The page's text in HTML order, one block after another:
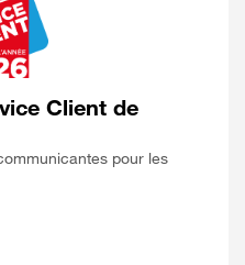
Client de
pour les